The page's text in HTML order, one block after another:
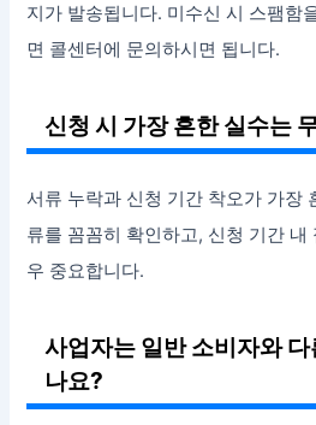
지가 발송됩니다. 미수신 시 스팸함
면 콜센터에 문의하시면 됩니다.
신청 시 가장 흔한 실수는
서류 누락과 신청 기간 착오가 가장
류를 꼼꼼히 확인하고, 신청 기간 내
우 중요합니다.
사업자는 일반 소비자와
나요?